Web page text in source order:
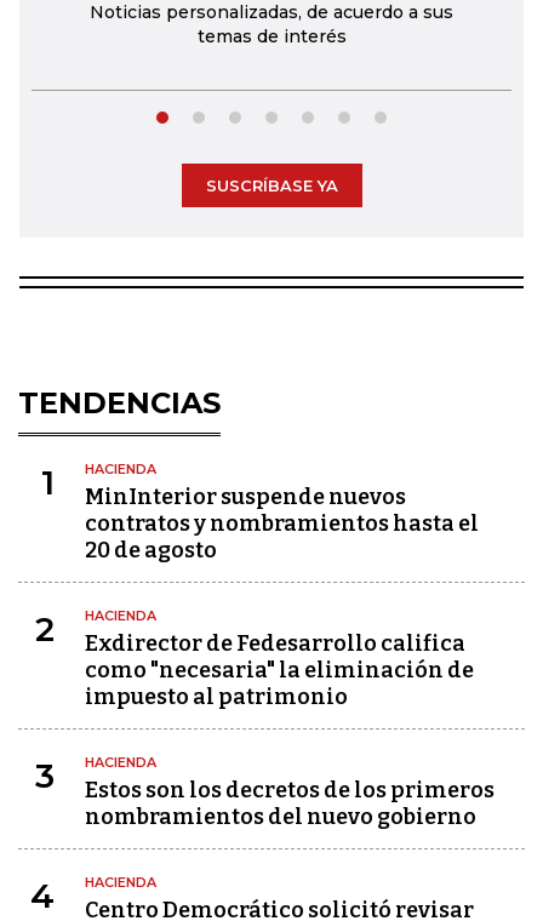
Noticias personalizadas, de acuerdo a sus
temas de interés
SUSCRÍBASE YA
TENDENCIAS
1 HACIENDA
MinInterior suspende nuevos
contratos y nombramientos hasta el
20 de agosto
2 HACIENDA
Exdirector de Fedesarrollo califica
como "necesaria" la eliminación de
impuesto al patrimonio
3 HACIENDA
Estos son los decretos de los primeros
nombramientos del nuevo gobierno
4 HACIENDA
Centro Democrático solicitó revisar